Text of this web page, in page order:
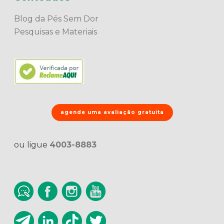
Blog da Pés Sem Dor
Pesquisas e Materiais
agende uma avaliação gratuita
ou ligue 4003-8883